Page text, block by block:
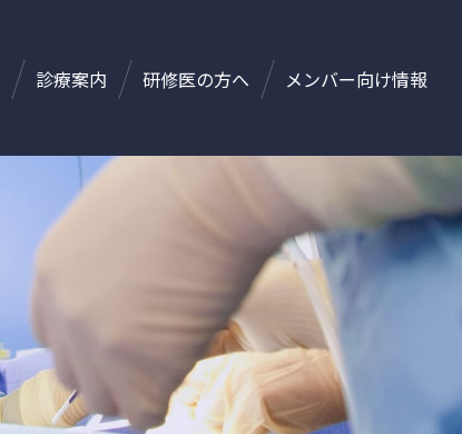
診療案内 研修医の方へ メンバー向け情報